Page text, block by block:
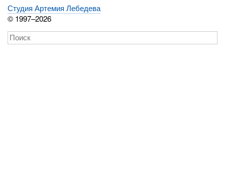
Студия Артемия Лебедева
© 1997–2026